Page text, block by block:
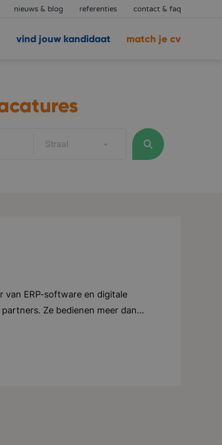
nieuws & blog referenties contact & faq
match je cv
vind jouw kandidaat
Straal
van ERP-software en digitale
Ze bedienen meer dan
uiteenlopende beheerders die